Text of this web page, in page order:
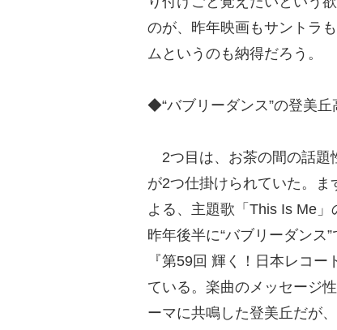
のが、昨年映画もサントラ
ムというのも納得だろう。
◆“バブリーダンス”の登美
2つ目は、お茶の間の話題
が2つ仕掛けられていた。
よる、主題歌「This Is Me
昨年後半に“バブリーダンス
『第59回 輝く！日本レコ
ている。楽曲のメッセージ
ーマに共鳴した登美丘だが